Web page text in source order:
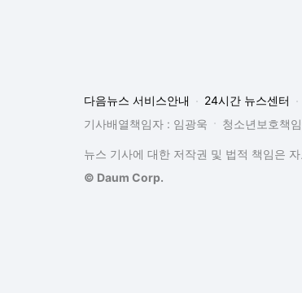
다음뉴스 서비스안내 24시간 뉴스센터
기사배열책임자 : 임광욱
청소년보호책
뉴스 기사에 대한 저작권 및 법적 책임은
© Daum Corp.